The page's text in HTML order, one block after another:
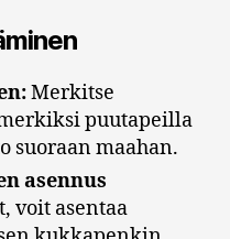
Merkitse
puutapeilla
suoraan maahan.
asennus
voit asentaa